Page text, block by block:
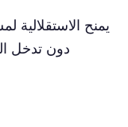
دون تدخل